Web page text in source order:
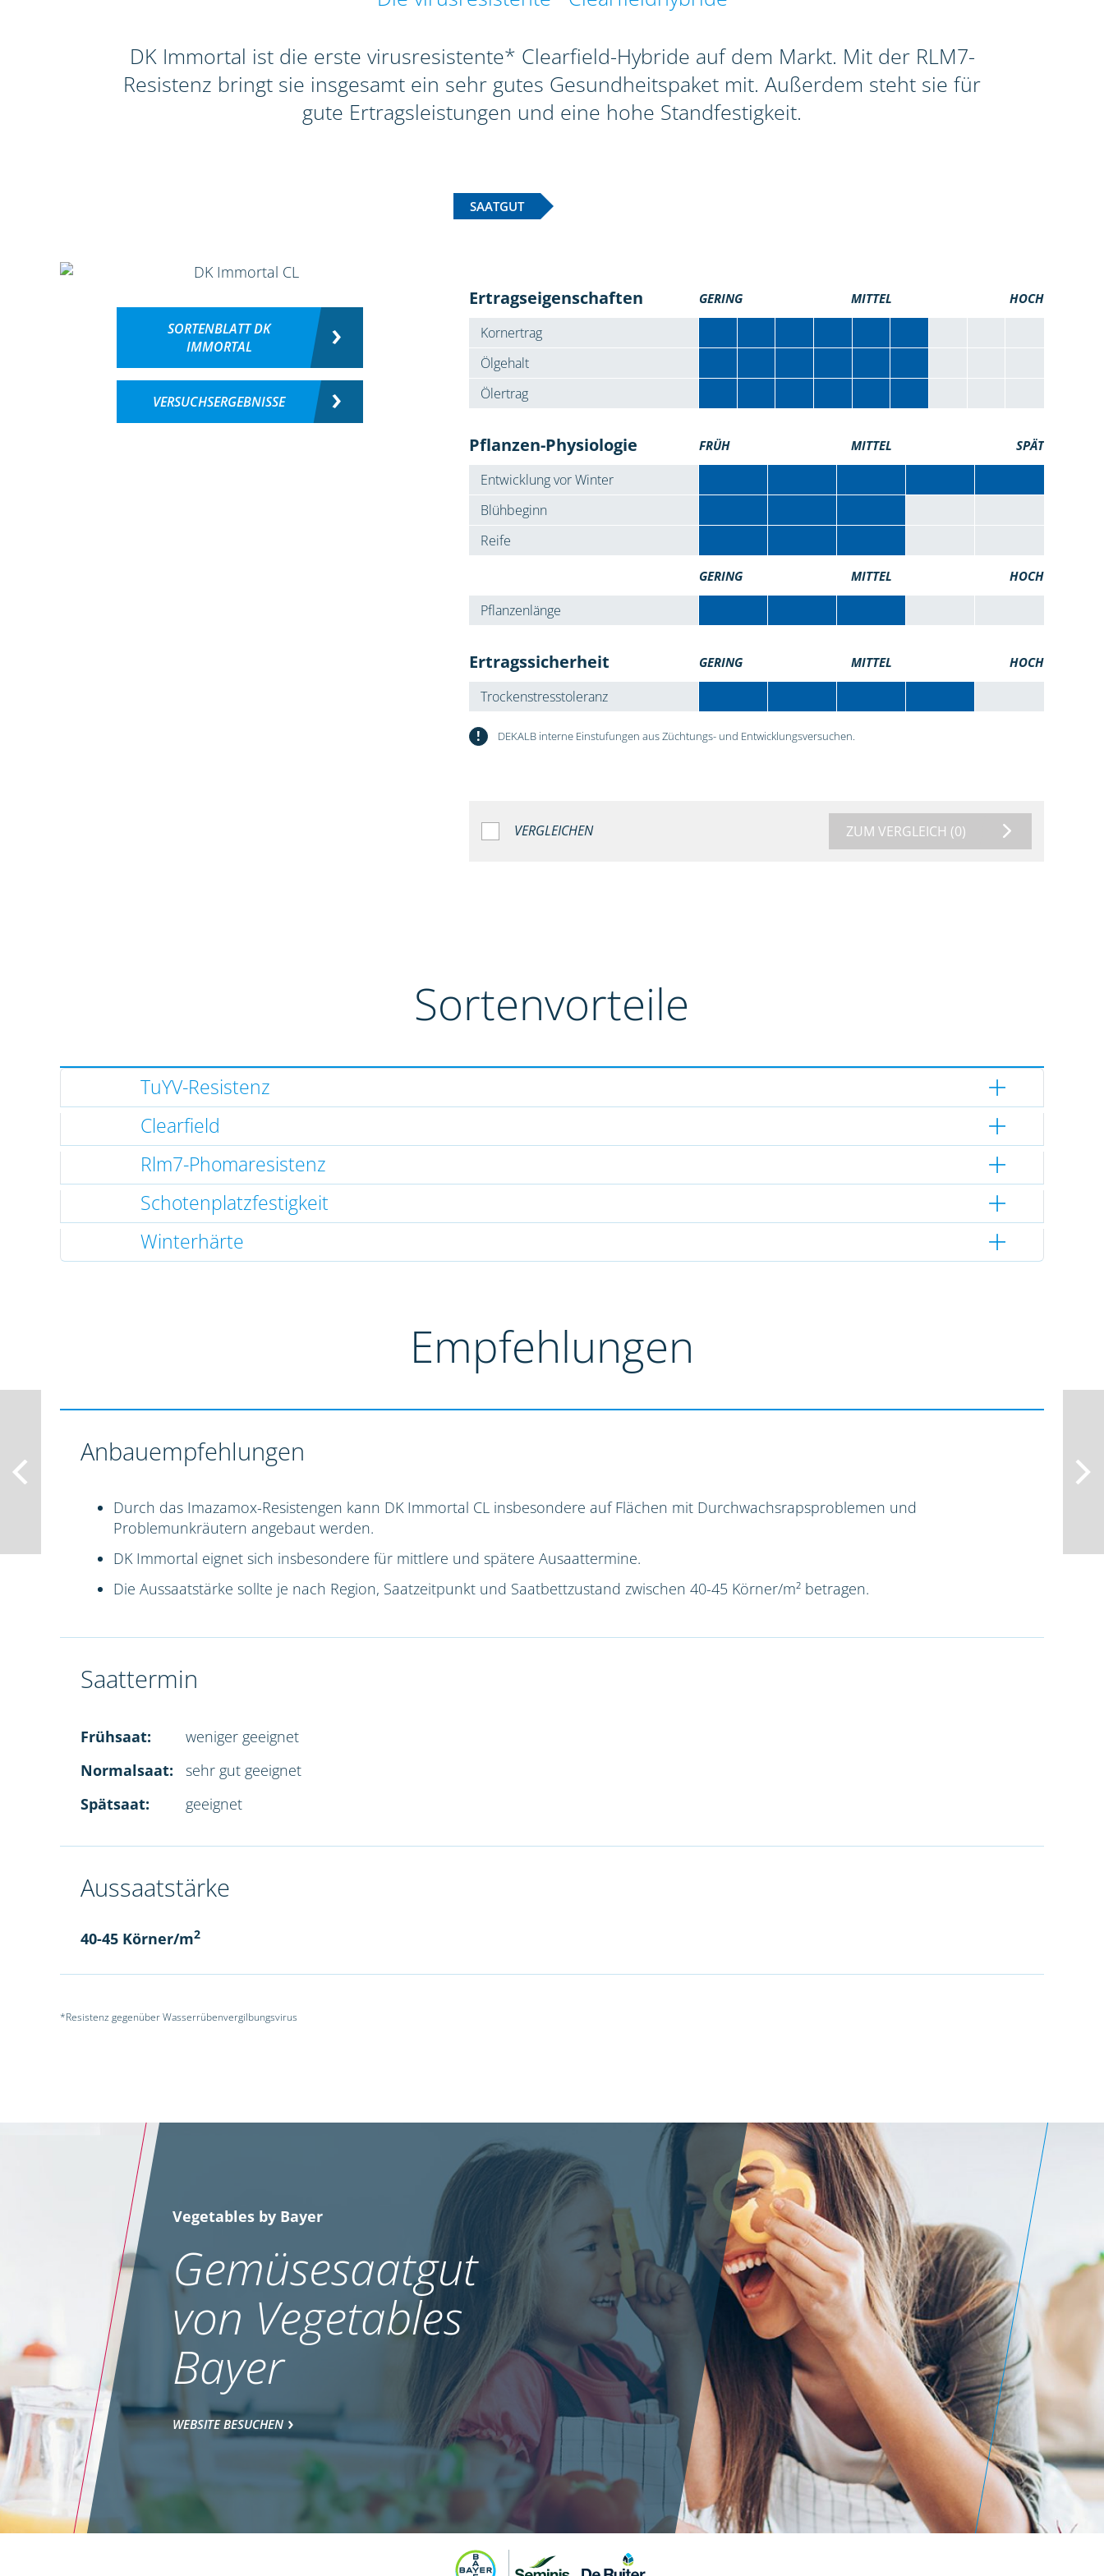
DK Immortal ist die erste virusresistente* Clearfield-Hybride auf dem Markt. Mit der RLM7-
Resistenz bringt sie insgesamt ein sehr gutes Gesundheitspaket mit. Außerdem steht sie für
gute Ertragsleistungen und eine hohe Standfestigkeit.
SAATGUT
SORTENBLATT DK
IMMORTAL
VERSUCHSERGEBNISSE
Ertragseigenschaften GERING MITTEL HOCH
Kornertrag
Ölgehalt
Ölertrag
Pflanzen-Physiologie FRÜH MITTEL SPÄT
Entwicklung vor Winter
Blühbeginn
Reife
GERING MITTEL HOCH
Pflanzenlänge
Ertragssicherheit GERING MITTEL HOCH
Trockenstresstoleranz
! DEKALB interne Einstufungen aus Züchtungs- und Entwicklungsversuchen.
VERGLEICHEN ZUM VERGLEICH (0)
Sortenvorteile
TuYV-Resistenz
Clearfield
Rlm7-Phomaresistenz
Schotenplatzfestigkeit
Winterhärte
Empfehlungen
Anbauempfehlungen
Durch das Imazamox-Resistengen kann DK Immortal CL insbesondere auf Flächen mit Durchwachsrapsproblemen und
Problemunkräutern angebaut werden.
DK Immortal eignet sich insbesondere für mittlere und spätere Ausaattermine.
Die Aussaatstärke sollte je nach Region, Saatzeitpunkt und Saatbettzustand zwischen 40-45 Körner/m² betragen.
Saattermin
Frühsaat:
weniger geeignet
Normalsaat:
sehr gut geeignet
Spätsaat:
geeignet
Aussaatstärke
40-45 Körner/m2
*Resistenz gegenüber Wasserrübenvergilbungsvirus
Vegetables by Bayer
Gemüsesaatgut
von Vegetables
Bayer
WEBSITE BESUCHEN